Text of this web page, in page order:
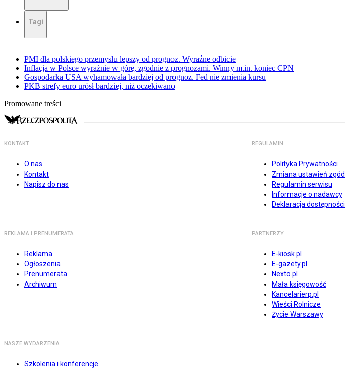
Tagi
PMI dla polskiego przemysłu lepszy od prognoz. Wyraźne odbicie
Inflacja w Polsce wyraźnie w górę, zgodnie z prognozami. Winny m.in. koniec CPN
Gospodarka USA wyhamowała bardziej od prognoz. Fed nie zmienia kursu
PKB strefy euro urósł bardziej, niż oczekiwano
Promowane treści
KONTAKT
O nas
Kontakt
Napisz do nas
REGULAMIN
Polityka Prywatności
Zmiana ustawień zgód
Regulamin serwisu
Informacje o nadawcy
Deklaracja dostępności
REKLAMA I PRENUMERATA
Reklama
Ogłoszenia
Prenumerata
Archiwum
PARTNERZY
E-kiosk.pl
E-gazety.pl
Nexto.pl
Mała księgowość
Kancelarierp.pl
Wieści Rolnicze
Życie Warszawy
NASZE WYDARZENIA
Szkolenia i konferencje